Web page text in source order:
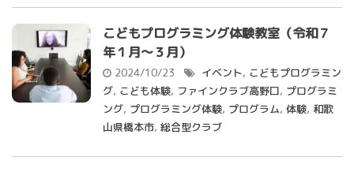
こどもプログラミング体験教室（令和７
年１月～３月）
2024/10/23 イベント, こどもプログラミン
グ, こども体験, ファインクラブ高野口, プログラミ
ング, プログラミング体験, プログラム, 体験, 和歌
山県橋本市, 総合型クラブ